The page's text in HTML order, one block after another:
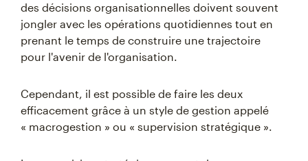
des décisions organisationnelles doivent souvent
jongler avec les opérations quotidiennes tout en
prenant le temps de construire une trajectoire
pour l'avenir de l'organisation.
Cependant, il est possible de faire les deux
efficacement grâce à un style de gestion appelé
« macrogestion » ou « supervision stratégique ».